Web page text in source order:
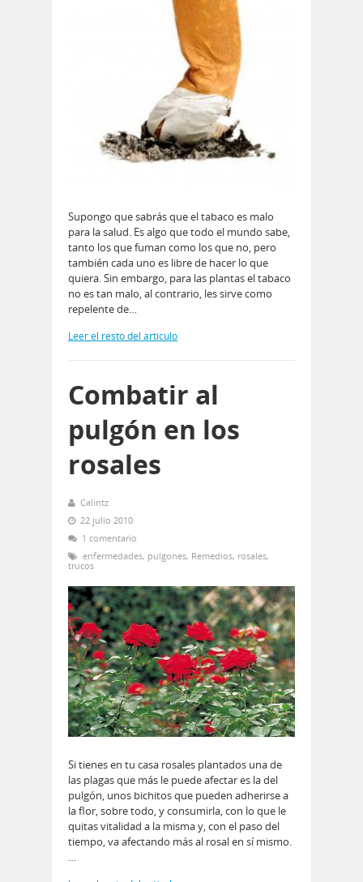
Supongo que sabrás que el tabaco es malo
para la salud. Es algo que todo el mundo sabe,
tanto los que fuman como los que no, pero
también cada uno es libre de hacer lo que
quiera. Sin embargo, para las plantas el tabaco
no es tan malo, al contrario, les sirve como
repelente de…
Leer el resto del artículo
Combatir al
pulgón en los
rosales
Calintz
22 julio 2010
1 comentario
enfermedades, pulgones, Remedios, rosales,
trucos
Si tienes en tu casa rosales plantados una de
las plagas que más le puede afectar es la del
pulgón, unos bichitos que pueden adherirse a
la flor, sobre todo, y consumirla, con lo que le
quitas vitalidad a la misma y, con el paso del
tiempo, va afectando más al rosal en sí mismo.
…